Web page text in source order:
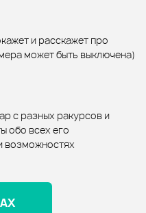
PLANET WAVES PW-VG-01
и расскажет про
может быть выключена)
с разных ракурсов и
обо всех его
возможностях